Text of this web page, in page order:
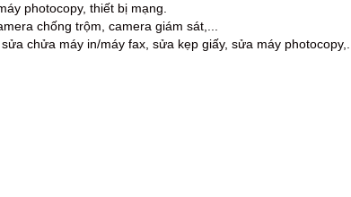
photocopy, thiết bị mạng.
chống trộm, camera giám sát,...
chửa máy in/máy fax, sửa kẹp giấy, sửa máy photocopy,...